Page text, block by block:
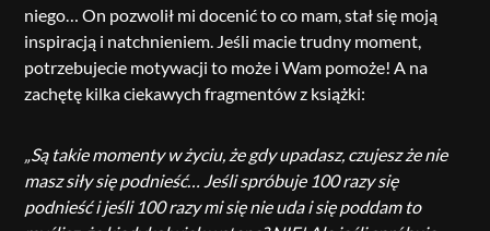
niego… On pozwolił mi docenić to co mam, stał się moją
inspiracją i natchnieniem. Jeśli macie trudny moment,
potrzebujecie motywacji to może i Wam pomoże! A na
zachętę kilka ciekawych fragmentów z książki:
„Są takie momenty w życiu, że gdy upadasz, czujesz że nie
masz siły się podnieść… Jeśli spróbuje 100 razy się
podnieść i jeśli 100 razy mi się nie uda i się poddam to